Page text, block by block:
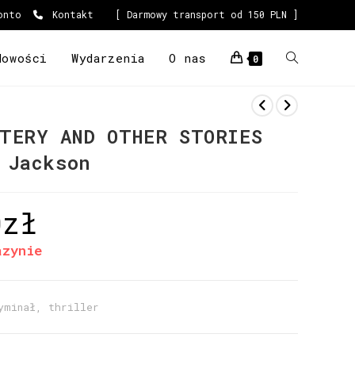
Kontakt [ Darmowy transport od 150 PLN ]
Wydarzenia O nas 0
AND OTHER STORIES
zł
thriller